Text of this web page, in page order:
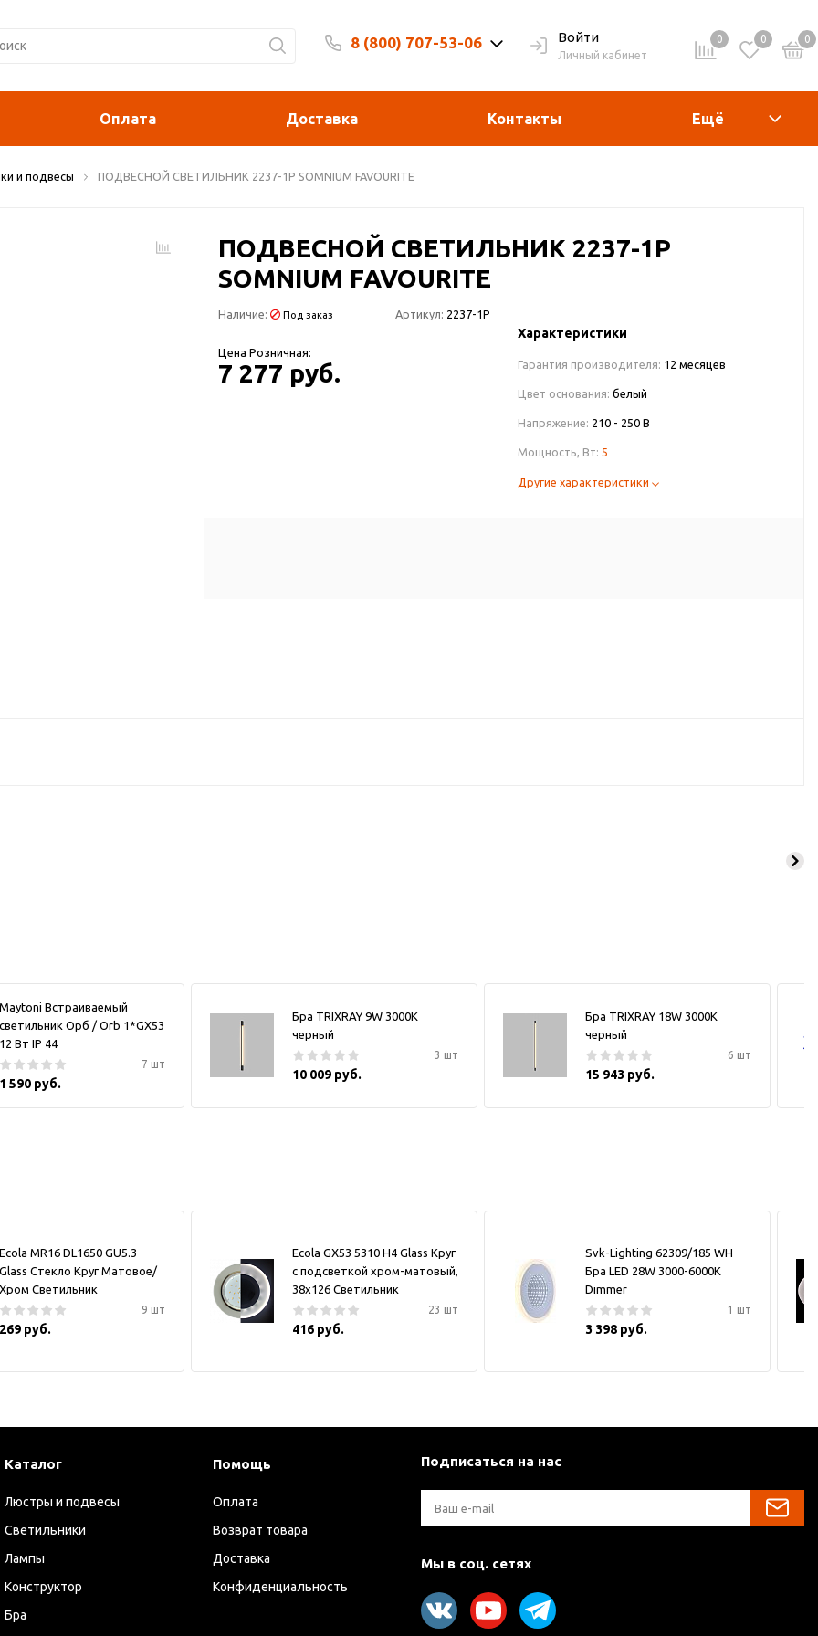
8 (800) 707-53-06 Войти
Личный кабинет
0 0 0
Оплата Доставка Контакты Ещё
и подвесы ПОДВЕСНОЙ СВЕТИЛЬНИК 2237-1P SOMNIUM FAVOURITE
ПОДВЕСНОЙ СВЕТИЛЬНИК 2237-1P
SOMNIUM FAVOURITE
Наличие: Под заказ Артикул: 2237-1P
Цена Розничная:
7 277 руб.
Характеристики
Гарантия производителя: 12 месяцев
Цвет основания: белый
Напряжение: 210 - 250 В
Мощность, Вт: 5
Другие характеристики
Maytoni Встраиваемый
светильник Орб / Orb 1*GX53
12 Вт IP 44
7 шт
1 590 руб.
Бра TRIXRAY 9W 3000К
черный
3 шт
10 009 руб.
Бра TRIXRAY 18W 3000К
черный
6 шт
15 943 руб.
Ecola MR16 DL1650 GU5.3
Glass Стекло Круг Матовое/
Хром Светильник
9 шт
269 руб.
Ecola GX53 5310 H4 Glass Круг
с подсветкой хром-матовый,
38x126 Светильник
23 шт
416 руб.
Svk-Lighting 62309/185 WH
Бра LED 28W 3000-6000K
Dimmer
1 шт
3 398 руб.
Каталог
Люстры и подвесы
Светильники
Лампы
Конструктор
Бра
Помощь
Оплата
Возврат товара
Доставка
Конфиденциальность
Подписаться на нас
Мы в соц. сетях